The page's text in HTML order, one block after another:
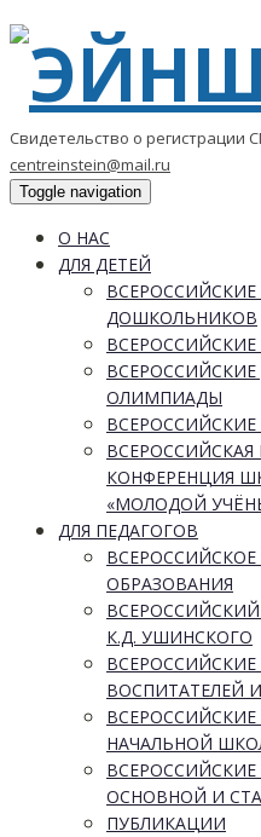
Свидетельство о регистрации
centreinstein@mail.ru
Toggle navigation
О НАС
ДЛЯ ДЕТЕЙ
ДОШКОЛЬНИКОВ
ОЛИМПИАДЫ
ВСЕРОССИЙСКАЯ
КОНФЕРЕНЦИЯ
«МОЛОДОЙ
ДЛЯ ПЕДАГОГОВ
ОБРАЗОВАНИЯ
К.Д. УШИНСКОГО
ВОСПИТАТЕЛЕЙ
НАЧАЛЬНОЙ
ОСНОВНОЙ И
ПУБЛИКАЦИИ